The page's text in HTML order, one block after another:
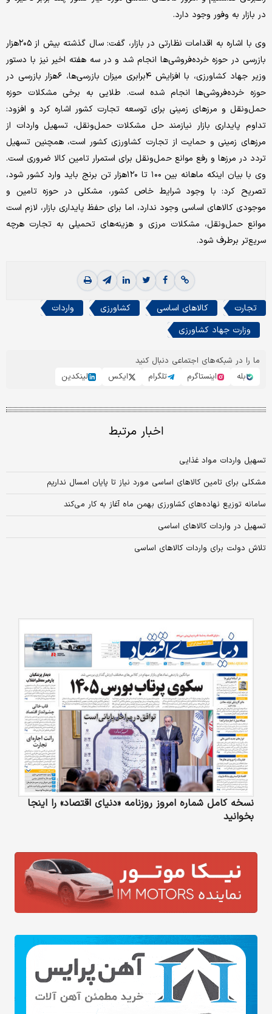
در بازار به وفور وجود دارد.
وی با اشاره به اقدامات نظارتی در بازار، گفت: سال گذشته بیش از ۲۰۵هزار
بازرسی در حوزه خرده‌فروشی‌ها انجام شد و در سه هفته اخیر نیز با دستور
وزیر جهاد کشاورزی، با افزایش ۴برابری میزان بازرسی‌ها، ۶هزار بازرسی در
حوزه خرده‌فروشی‌ها انجام شده است. طلایی به برخی مشکلات حوزه
حمل‌ونقل و مرزهای زمینی برای توسعه تجارت کشور اشاره کرد و افزود:
تداوم پایداری بازار نیازمند حل مشکلات حمل‌ونقل، تسهیل واردات از
مرزهای زمینی و حمایت از تجارت کشاورزی کشور است، همچنین تسهیل
تردد در مرزها و رفع موانع حمل‌ونقل برای استمرار تامین کالا ضروری است.
وی با بیان اینکه ماهانه بین ۱۰۰ تا ۱۲۰هزار تن برنج باید وارد کشور شود،
تصریح کرد: با وجود شرایط خاص کشور، مشکلی در حوزه تامین و
موجودی کالاهای اساسی وجود ندارد، اما برای حفظ پایداری بازار، لازم است
موانع حمل‌ونقل، مشکلات مرزی و هزینه‌های تحمیلی به تجارت هرچه
سریع‌تر برطرف شود.
تجارت کالاهای اساسی کشاورزی
واردات
وزارت جهاد کشاورزی
ما را در شبکه‌های اجتماعی دنبال کنید
بله
اینستاگرم تلگرام ایکس لینکدین
اخبار مرتبط
تسهیل واردات مواد غذایی
مشکلی برای تامین کالاهای اساسی مورد نیاز تا پایان امسال نداریم
سامانه توزیع نهاده‌های کشاورزی بهمن ماه آغاز به کار می‌کند
تسهیل در واردات کالاهای اساسی
تلاش دولت برای واردات کالاهای اساسی
نسخه کامل شماره امروز روزنامه «دنیای‌ اقتصاد» را اینجا
بخوانید